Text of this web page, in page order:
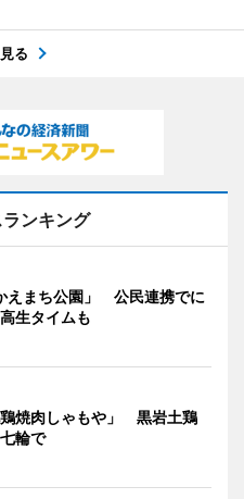
る
ンキング
えまち公園」 公民連携でに
生タイムも
焼肉しゃもや」 黒岩土鶏
輪で